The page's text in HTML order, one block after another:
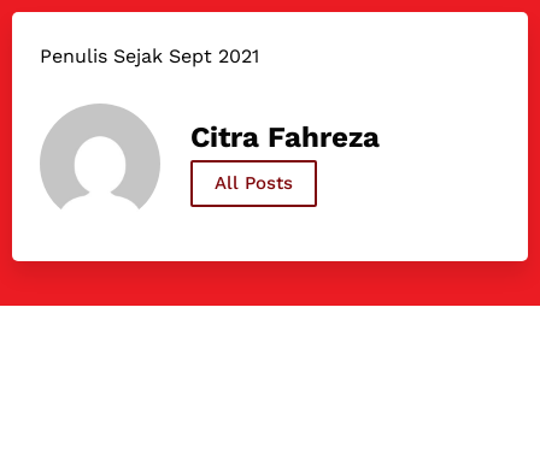
Penulis Sejak Sept 2021
Citra Fahreza
All Posts